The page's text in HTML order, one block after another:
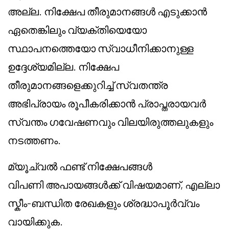
അല്ല. നിക്ഷേപ തീരുമാനങ്ങൾ എടുക്കാൻ
ഏതെങ്കിലും വ്യക്തിയെയോ
സ്ഥാപനത്തെയോ സ്വാധീനിക്കാനുള്ള
ഉദ്ദേശ്യമില്ല. നിക്ഷേപ
തീരുമാനങ്ങളെക്കുറിച്ച് സ്വതന്ത്ര
അഭിപ്രായം രൂപീകരിക്കാൻ പ്രാപ്തരായവർ
സ്വന്തം ഗവേഷണവും വിലയിരുത്തലുകളും
നടത്തണം.
മ്യൂച്വൽ ഫണ്ട് നിക്ഷേപങ്ങൾ
വിപണി അപായങ്ങൾക്ക് വിഷയമാണ്, എല്ലാ
സ്കീം-ബന്ധിത രേഖകളും ശ്രദ്ധാപൂർവ്വം
വായിക്കുക.